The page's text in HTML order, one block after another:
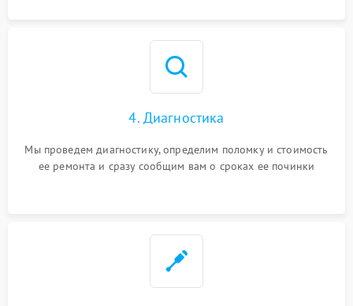
4. Диагностика
Мы проведем диагностику, определим поломку и стоимость
ее ремонта и сразу сообщим вам о сроках ее починки